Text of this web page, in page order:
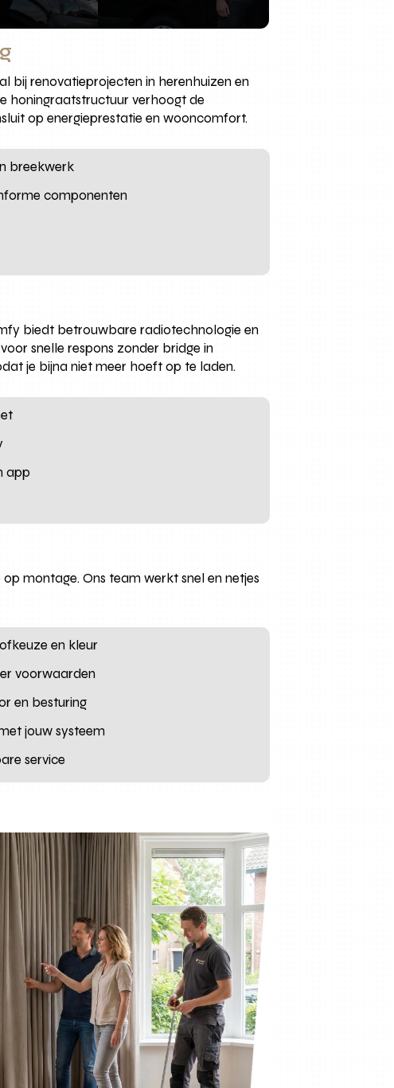
bij renovatieprojecten in herenhuizen en
honingraatstructuur verhoogt de
op energieprestatie en wooncomfort.
breekwerk
componenten
biedt betrouwbare radiotechnologie en
snelle respons zonder bridge in
je bijna niet meer hoeft op te laden.
app
montage. Ons team werkt snel en netjes
en kleur
voorwaarden
en besturing
jouw systeem
service